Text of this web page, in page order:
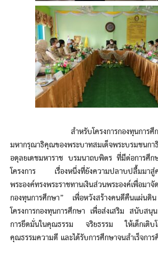
สำหรับโครงการกองทุนการศึกษา
มหากรุณาธิคุณของพระบาทสมเด็จพระบรมชน
อดุลยเดชมหาราช บรมนาถบพิตร ที่มีต่อการศึก
โครงการ เรื่องหนึ่งที่ยังความปลาบปลื้มมาสู่
พระองค์ทรงพระราชทานเงินส่วนพระองค์เพื่
กองทุนการศึกษา” เพื่อหวังสร้างคนดีคืนแผ่นดิ
โครงการกองทุนการศึกษา เพื่อส่งเสริม สนับส
การยึดมั่นในคุณธรรม จริยธรรม ให้เด็กเติบโ
คุณธรรมความดี และได้รับการศึกษาจนสำเร็จกา